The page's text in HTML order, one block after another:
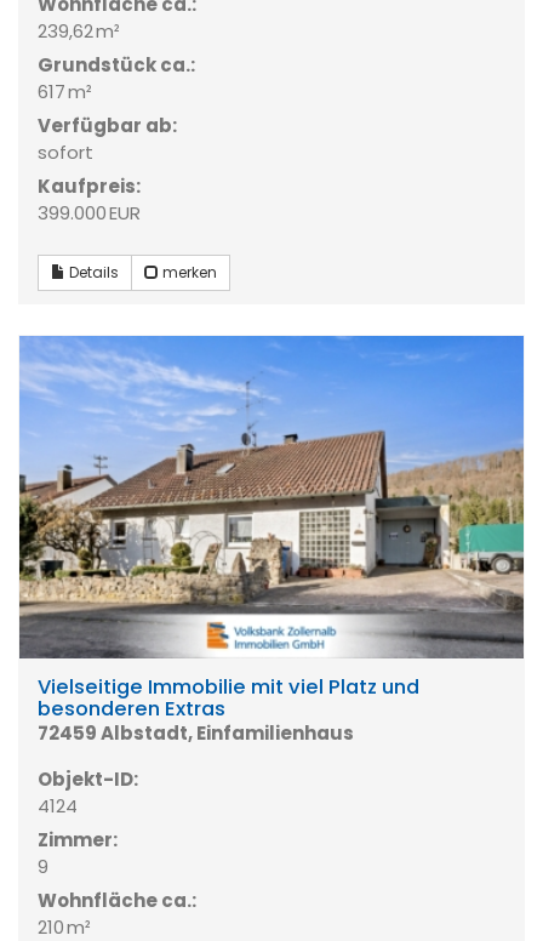
239,62 m²
Grund­stück ca.:
617 m²
Verfügbar ab:
sofort
Kaufpreis:
399.000 EUR
Details merken
Vielseitige Immobilie mit viel Platz und
besonderen Extras
72459 Albstadt, Einfamilienhaus
Objekt-ID:
4124
Zimmer:
9
Wohnfläche ca.:
210 m²